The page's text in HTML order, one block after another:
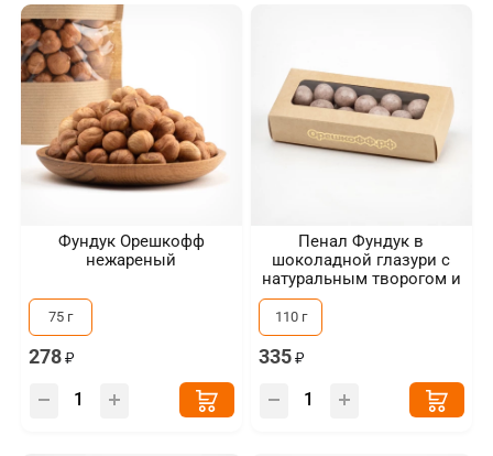
Фундук Орешкофф
нежареный
75 г
278
Пенал Фундук в
шоколадной глазури с
натуральным творогом и
сублимированной голубикой
110 г
335